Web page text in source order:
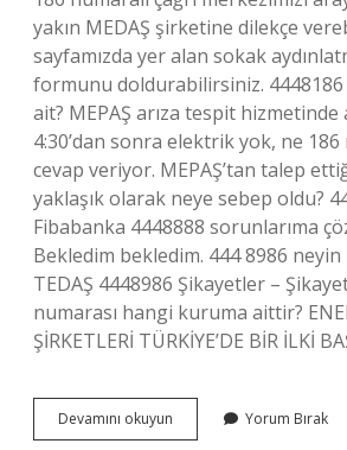
yakın MEDAŞ şirketine dilekçe
sayfamızda yer alan sokak
formunu doldurabilirsiniz.
ait? MEPAŞ arıza tespit
4:30’dan sonra elektrik yok, ne 186
cevap veriyor. MEPAŞ’tan talep
yaklaşık olarak neye sebep oldu?
Fibabanka 4448888 sorunlarıma
Bekledim bekledim. 444 8986 neyin
TEDAŞ 4448986 Şikayetler –
numarası hangi kuruma aittir?
ŞİRKETLERİ TÜRKİYE’DE BİR İLKİ
Devamını okuyun
8
Yorum Bırak